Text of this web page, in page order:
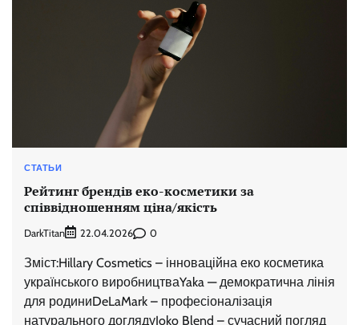
СТАТЬИ
Рейтинг брендів еко-косметики за
співвідношенням ціна/якість
DarkTitan 22.04.2026 0
Зміст:Hillary Cosmetics – інноваційна еко косметика
українського виробництваYaka — демократична лінія
для родиниDeLaMark – професіоналізація
натурального доглядуJoko Blend – сучасний погляд